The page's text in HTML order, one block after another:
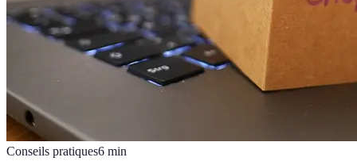
Conseils pratiques6 min